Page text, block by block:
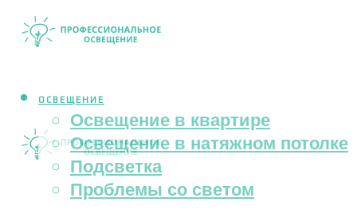
ОСВЕЩЕНИЕ
Освещение в квартире
Освещение в натяжном потолке
Подсветка
Проблемы со светом